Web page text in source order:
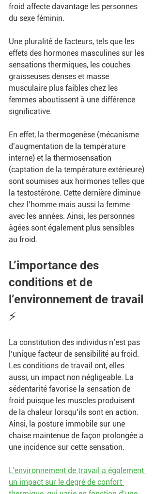
froid affecte davantage les personnes
du sexe féminin.
Une pluralité de facteurs, tels que les
effets des hormones masculines sur les
sensations thermiques, les couches
graisseuses denses et masse
musculaire plus faibles chez les
femmes aboutissent à une différence
significative.
En effet, la thermogenèse (mécanisme
d’augmentation de la température
interne) et la thermosensation
(captation de la température extérieure)
sont soumises aux hormones telles que
la testostérone. Cette dernière diminue
chez l’homme mais aussi la femme
avec les années. Ainsi, les personnes
âgées sont également plus sensibles
au froid.
L’importance des
conditions et de
l’environnement de travail
⚡️
La constitution des individus n’est pas
l’unique facteur de sensibilité au froid.
Les conditions de travail ont, elles
aussi, un impact non négligeable. La
sédentarité favorise la sensation de
froid puisque les muscles produisent
de la chaleur lorsqu’ils sont en action.
Ainsi, la posture immobile sur une
chaise maintenue de façon prolongée a
une incidence sur cette sensation.
L’environnement de travail a également
un impact sur le degré de confort